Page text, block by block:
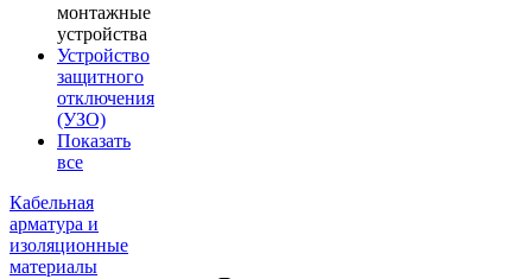
монтажные
устройства
Устройство
защитного
отключения
(УЗО)
Показать
все
Кабельная
арматура и
изоляционные
материалы